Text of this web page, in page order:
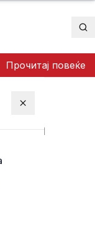
Прочитај повеќе
Затвори мени
ја
и